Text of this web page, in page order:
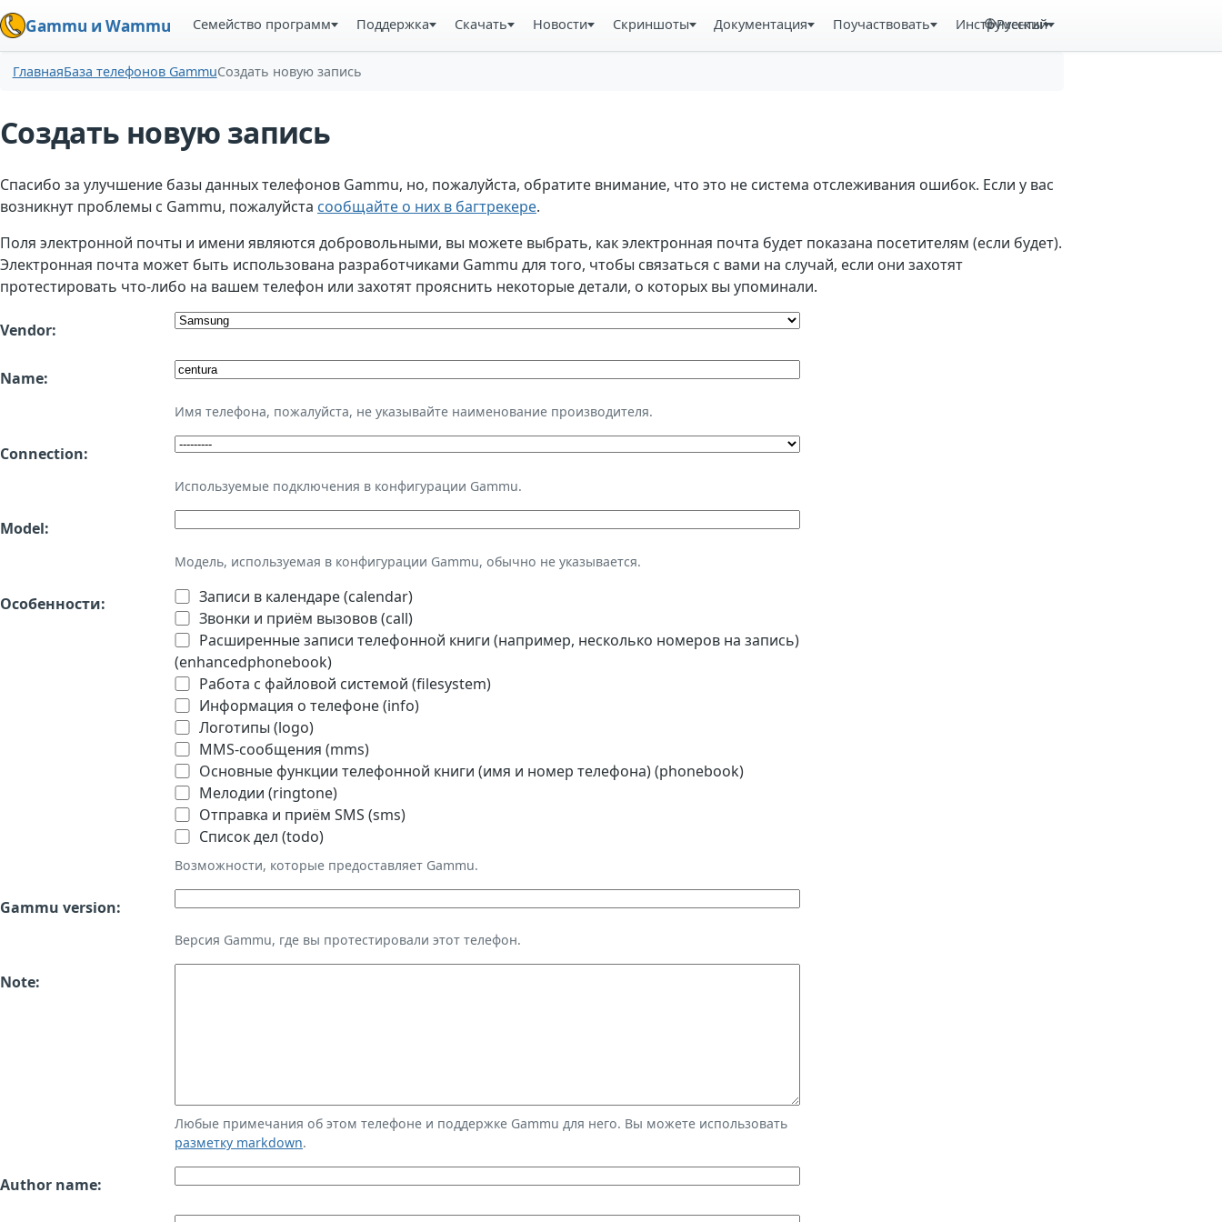
Gammu и Wammu Семейство программ Поддержка Скачать Новости Скриншоты Документация Поучаствовать Инструменты
Русский
ГлавнаяБаза телефонов GammuСоздать новую запись
Создать новую запись
Спасибо за улучшение базы данных телефонов Gammu, но, пожалуйста, обратите внимание, что это не система отслеживания ошибок. Если у вас
возникнут проблемы с Gammu, пожалуйста сообщайте о них в багтрекере.
Поля электронной почты и имени являются добровольными, вы можете выбрать, как электронная почта будет показана посетителям (если будет).
Электронная почта может быть использована разработчиками Gammu для того, чтобы связаться с вами на случай, если они захотят
протестировать что-либо на вашем телефон или захотят прояснить некоторые детали, о которых вы упоминали.
Vendor:
Name:
Имя телефона, пожалуйста, не указывайте наименование производителя.
Connection:
Используемые подключения в конфигурации Gammu.
Model:
Модель, используемая в конфигурации Gammu, обычно не указывается.
Особенности:
Записи в календаре (calendar)
Звонки и приём вызовов (call)
Расширенные записи телефонной книги (например, несколько номеров на запись)
(enhancedphonebook)
Работа с файловой системой (filesystem)
Информация о телефоне (info)
Логотипы (logo)
MMS-сообщения (mms)
Основные функции телефонной книги (имя и номер телефона) (phonebook)
Мелодии (ringtone)
Отправка и приём SMS (sms)
Список дел (todo)
Возможности, которые предоставляет Gammu.
Gammu version:
Версия Gammu, где вы протестировали этот телефон.
Note:
Любые примечания об этом телефоне и поддержке Gammu для него. Вы можете использовать
разметку markdown.
Author name: